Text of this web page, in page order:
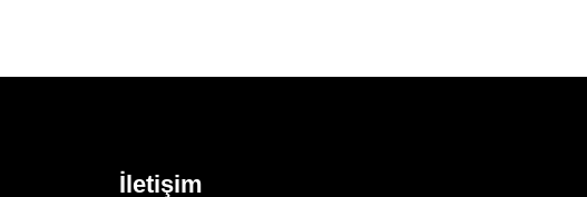
İletişim